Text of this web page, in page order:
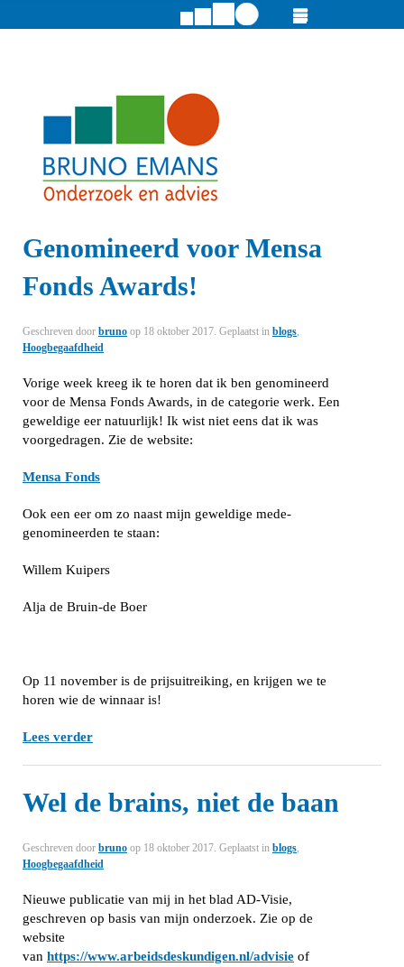
Genomineerd voor Mensa
Fonds Awards!
Geschreven door bruno op 18 oktober 2017. Geplaatst in blogs,
Hoogbegaafdheid
Vorige week kreeg ik te horen dat ik ben genomineerd
voor de Mensa Fonds Awards, in de categorie werk. Een
geweldige eer natuurlijk! Ik wist niet eens dat ik was
voorgedragen. Zie de website:
Mensa Fonds
Ook een eer om zo naast mijn geweldige mede-
genomineerden te staan:
Willem Kuipers
Alja de Bruin-de Boer
Op 11 november is de prijsuitreiking, en krijgen we te
horen wie de winnaar is!
Lees verder
Wel de brains, niet de baan
Geschreven door bruno op 18 oktober 2017. Geplaatst in blogs,
Hoogbegaafdheid
Nieuwe publicatie van mij in het blad AD-Visie,
geschreven op basis van mijn onderzoek. Zie op de
website
van https://www.arbeidsdeskundigen.nl/advisie of